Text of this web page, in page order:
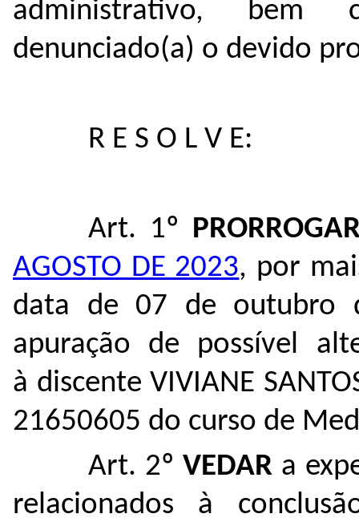
administrativo, bem
denunciado(a) o devido
R E S O L V E:
Art. 1º
AGOSTO DE 2023, por
data de 07 de outubro
apuração de possível
à discente VIVIANE
21650605 do curso de
Art. 2ºVEDAR a
relacionados à